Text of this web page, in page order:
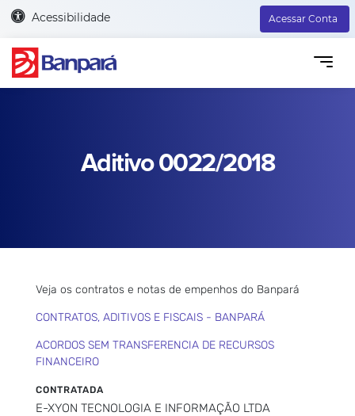
Acessibilidade Acessar Conta
Aditivo 0022/2018
Veja os contratos e notas de empenhos do Banpará
CONTRATOS, ADITIVOS E FISCAIS - BANPARÁ
ACORDOS SEM TRANSFERENCIA DE RECURSOS
FINANCEIRO
CONTRATADA
E-XYON TECNOLOGIA E INFORMAÇÃO LTDA